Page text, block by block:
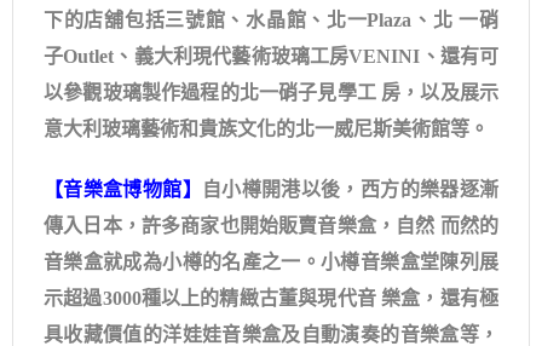
下的店舖包括三號館、水晶館、北一Plaza、北 一硝
子Outlet、義大利現代藝術玻璃工房VENINI、還有可
以參觀玻璃製作過程的北一硝子見學工 房，以及展示
意大利玻璃藝術和貴族文化的北一威尼斯美術館等。
【音樂盒博物館】
自小樽開港以後，西方的樂器逐漸
傳入日本，許多商家也開始販賣音樂盒，自然 而然的
音樂盒就成為小樽的名產之一。小樽音樂盒堂陳列展
示超過3000種以上的精緻古董與現代音 樂盒，還有極
具收藏價值的洋娃娃音樂盒及自動演奏的音樂盒等，